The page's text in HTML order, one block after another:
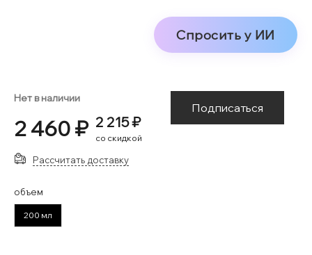
Спросить у ИИ
Нет в наличии
2 460 ₽ 2 215 ₽
со скидкой
Подписаться
Рассчитать доставку
объем
200 мл